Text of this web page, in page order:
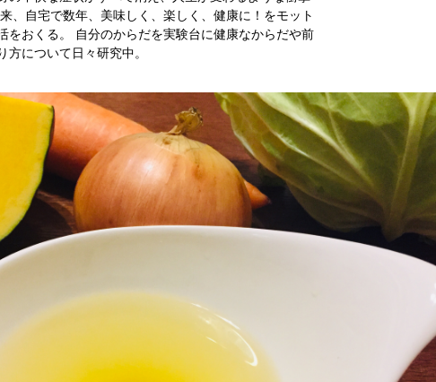
、自宅で数年、美味しく、楽しく、健康に！をモット
をおくる。 自分のからだを実験台に健康なからだや前
方について日々研究中。